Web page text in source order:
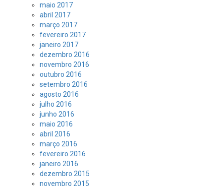
maio 2017
abril 2017
março 2017
fevereiro 2017
janeiro 2017
dezembro 2016
novembro 2016
outubro 2016
setembro 2016
agosto 2016
julho 2016
junho 2016
maio 2016
abril 2016
março 2016
fevereiro 2016
janeiro 2016
dezembro 2015
novembro 2015